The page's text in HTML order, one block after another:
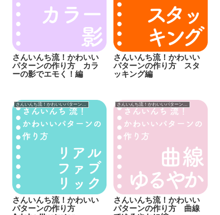
さんいんち流！かわいい
パターンの作り方 カラ
ーの影でエモく！編
さんいんち流！かわいい
パターンの作り方 スタ
ッキング編
さんいんち流！かわいいパターンの作り方
さんいんち流！かわいい
パターンの作り方
さんいんち流！かわいいパターンの作り方
さんいんち流！かわいい
パターンの作り方 曲線